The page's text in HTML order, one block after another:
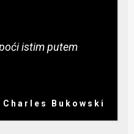
istim putem
Charles Bukowski